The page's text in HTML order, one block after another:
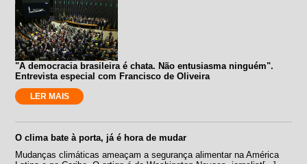
"A democracia brasileira é chata. Não entusiasma ninguém".
Entrevista especial com Francisco de Oliveira
LER MAIS
O clima bate à porta, já é hora de mudar
Mudanças climáticas ameaçam a segurança alimentar na América